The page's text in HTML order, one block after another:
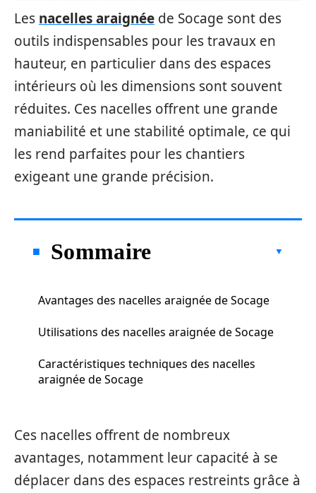
Les nacelles araignée de Socage sont des
outils indispensables pour les travaux en
hauteur, en particulier dans des espaces
intérieurs où les dimensions sont souvent
réduites. Ces nacelles offrent une grande
maniabilité et une stabilité optimale, ce qui
les rend parfaites pour les chantiers
exigeant une grande précision.
Sommaire
Avantages des nacelles araignée de Socage
Utilisations des nacelles araignée de Socage
Caractéristiques techniques des nacelles
araignée de Socage
Ces nacelles offrent de nombreux
avantages, notamment leur capacité à se
déplacer dans des espaces restreints grâce à